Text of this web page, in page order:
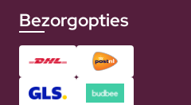
Bezorgopties